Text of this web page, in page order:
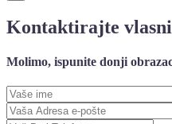
Kontaktirajte
Molimo, ispunite donji